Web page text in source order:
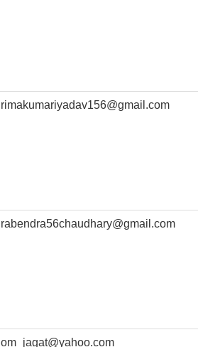
rimakumariyadav156@gmail.com
rabendra56chaudhary@gmail.com
om_jagat@yahoo.com